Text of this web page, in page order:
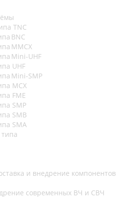
TNC
BNC
MMCX
Mini-UHF
UHF
Mini-SMP
MCX
FME
SMP
SMB
SMA
и внедрение компонентов
современных ВЧ и СВЧ